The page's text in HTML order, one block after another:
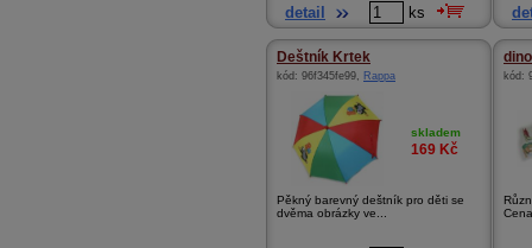
detail ks
Deštník Krtek
kód: 96f345fe99, Rappa
skladem
169 Kč
Pěkný barevný deštník pro děti se
dvěma obrázky ve...
kód: